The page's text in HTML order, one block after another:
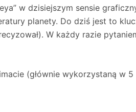
w dzisiejszym sensie
planety. Do dziś jest to
W każdy razie
(głównie wykorzystaną w 5